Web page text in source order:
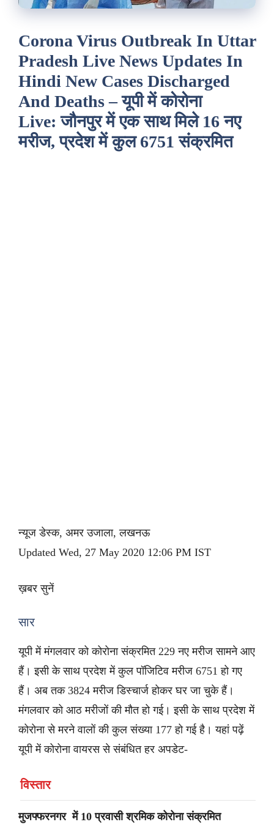
Corona Virus Outbreak In Uttar
Pradesh Live News Updates In
Hindi New Cases Discharged
And Deaths – यूपी में कोरोना
Live: जौनपुर में एक साथ मिले 16 नए
मरीज, प्रदेश में कुल 6751 संक्रमित
न्यूज डेस्क, अमर उजाला, लखनऊ
Updated Wed, 27 May 2020 12:06 PM IST
ख़बर सुनें
सार
यूपी में मंगलवार को कोरोना संक्रमित 229 नए मरीज सामने आए
हैं। इसी के साथ प्रदेश में कुल पॉजिटिव मरीज 6751 हो गए
हैं। अब तक 3824 मरीज डिस्चार्ज होकर घर जा चुके हैं।
मंगलवार को आठ मरीजों की मौत हो गई। इसी के साथ प्रदेश में
कोरोना से मरने वालों की कुल संख्या 177 हो गई है। यहां पढ़ें
यूपी में कोरोना वायरस से संबंधित हर अपडेट-
विस्तार
मुजफ्फरनगर में 10 प्रवासी श्रमिक कोरोना संक्रमित